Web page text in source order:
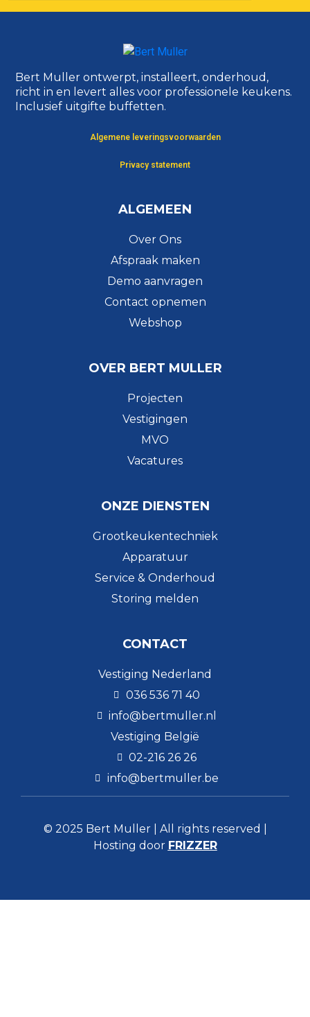
Bert Muller ontwerpt, installeert, onderhoud,
richt in en levert alles voor professionele keukens.
Inclusief uitgifte buffetten.
Algemene leveringsvoorwaarden
Privacy statement
ALGEMEEN
Over Ons
Afspraak maken
Demo aanvragen
Contact opnemen
Webshop
OVER BERT MULLER
Projecten
Vestigingen
MVO
Vacatures
ONZE DIENSTEN
Grootkeukentechniek
Apparatuur
Service & Onderhoud
Storing melden
CONTACT
Vestiging Nederland
036 536 71 40
info@bertmuller.nl
Vestiging België
02-216 26 26
info@bertmuller.be
© 2025 Bert Muller | All rights reserved |
Hosting door FRIZZER